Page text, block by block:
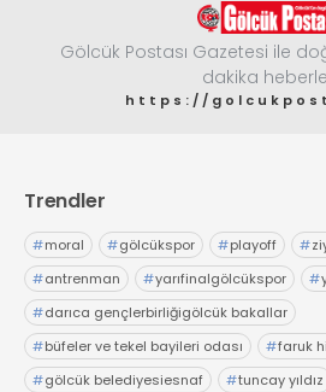
Gölcük Postası Gazetesi ile
dakika
https://
Trendler
#moral #gölcükspor #playoff #
#antrenman #yarıfinalgölcükspor #
#darıca gençlerbirliğigölcük bakallar
#büfeler ve tekel bayileri odası #faruk
#gölcük belediyesiesnaf #tuncay yıldız